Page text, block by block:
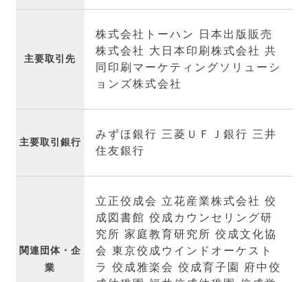
主要取引先
株式会社トーハン 日本出版販売
株式会社 大日本印刷株式会社 共
同印刷マーケティングソリューシ
ョンズ株式会社
主要取引銀行
みずほ銀行 三菱ＵＦＪ銀行 三井
住友銀行
関連団体・企
業
立正佼成会 立花産業株式会社 佼
成図書館 佼成カウンセリング研
究所 家庭教育研究所 佼成文化協
会 東京佼成ウインドオーケスト
ラ 佼成雅楽会 佼成育子園 府中佼